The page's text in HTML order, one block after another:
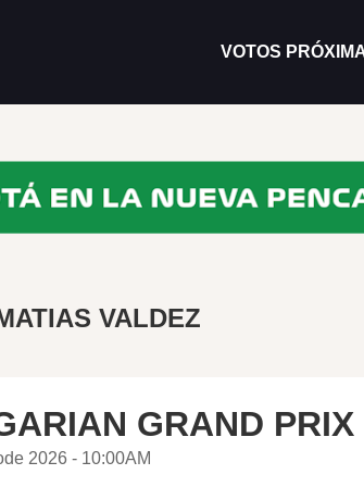
VOTOS
VALDEZ
GRAND PRIX
2026 - 10:00AM